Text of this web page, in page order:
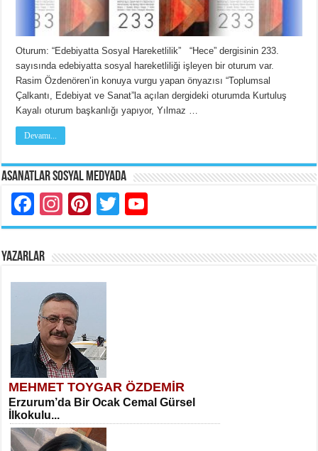
Oturum: “Edebiyatta Sosyal Hareketlilik” “Hece” dergisinin 233.
sayısında edebiyatta sosyal hareketliliği işleyen bir oturum var.
Rasim Özdenören’in konuya vurgu yapan önyazısı “Toplumsal
Çalkantı, Edebiyat ve Sanat”la açılan dergideki oturumda Kurtuluş
Kayalı oturum başkanlığı yapıyor, Yılmaz …
Devamı...
Asanatlar Sosyal Medyada
Facebook
Instagram
Pinterest
Twitter
YAZARLAR
MEHMET TOYGAR ÖZDEMİR
Erzurum’da Bir Ocak Cemal Gürsel
İlkokulu...